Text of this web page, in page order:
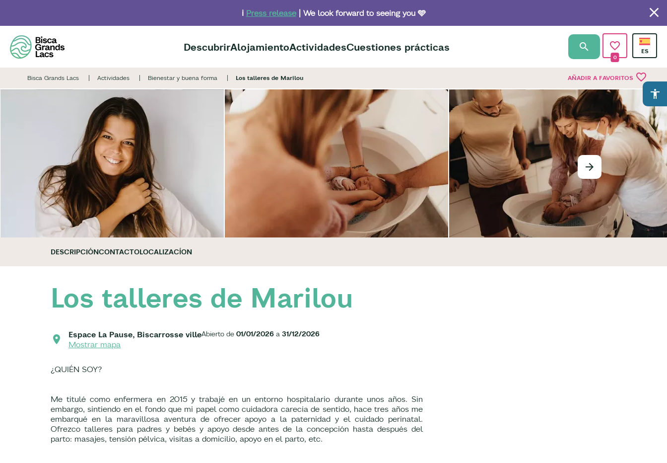
main
content
ℹ️ Press release| We look forward to seeing you 🩵
DescubrirAlojamientoActividadesCuestiones prácticas
0
AÑADIR A FAVORITOS favorite_border
Bisca Grands Lacs Actividades Bienestar y buena forma Los talleres de Marilou
accessibility
DESCRIPCIÓNCONTACTOLOCALIZACÍON
Los talleres de Marilou
Espace La Pause, Biscarrosse ville
Mostrar mapa
Abierto de 01/01/2026 a 31/12/2026
¿QUIÉN SOY?
Me titulé como enfermera en 2015 y trabajé en un entorno hospitalario durante unos años. Sin
embargo, sintiendo en el fondo que mi papel como cuidadora carecía de sentido, hace tres años me
embarqué en la maravillosa aventura de ofrecer apoyo a la paternidad y el cuidado perinatal.
Ofrezco talleres para padres y bebés y apoyo desde antes de la concepción hasta después del
parto: masajes, tensión pélvica, visitas a domicilio, apoyo en el parto, etc.